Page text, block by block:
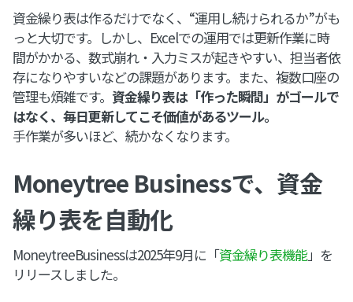
資金繰り表は作るだけでなく、“運用し続けられるか”がも
っと大切です。しかし、Excelでの運用では更新作業に時
間がかかる、数式崩れ・入力ミスが起きやすい、担当者依
存になりやすいなどの課題があります。また、複数口座の
管理も煩雑です。 資金繰り表は「作った瞬間」がゴールで
はなく、毎日更新してこそ価値があるツール。
手作業が多いほど、続かなくなります。
Moneytree Businessで、資金
繰り表を自動化
MoneytreeBusinessは2025年9月に「資金繰り表機能」を
リリースしました。